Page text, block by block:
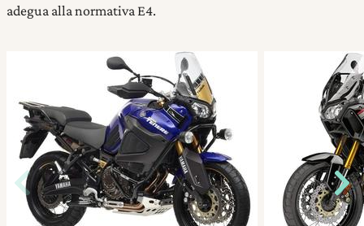
adegua alla normativa E4.